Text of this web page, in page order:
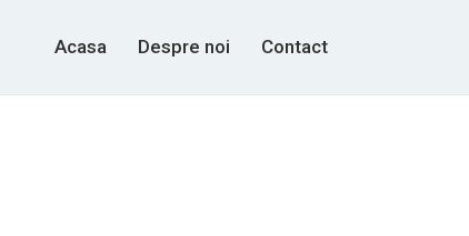
Acasa Despre noi Contact